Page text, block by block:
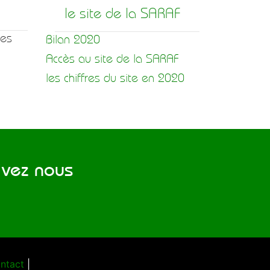
le site de la SARAF
Bilan 2020
Accès au site de la SARAF
les chiffres du site en 2020
nous